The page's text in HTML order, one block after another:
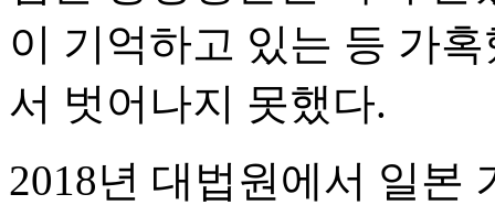
이 기억하고 있는 등 가
서 벗어나지 못했다.
2018년 대법원에서 일본